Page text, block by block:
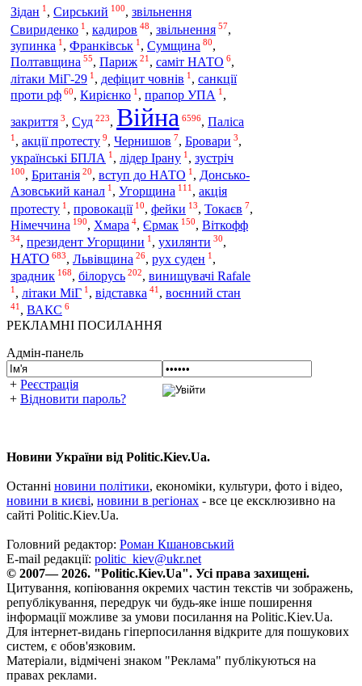
Зідан 1, Сирський 100, звільнення
Свириденко 1 , кадиров 48, звільнення 57,
зупинка 1 , Франківськ 1 , Сумщина 80,
Полтавщина 55, Париж 21, саміт НАТО 6,
літаки МіГ-29 1 , дефіцит човнів 1 , санкції
проти рф 60, Кирієнко 1 , прапор УПА 1 ,
закриття 3, Суд 223, Війна 6596, Паліса
1, акції протесту 9, Чернишов 7, Бровари 3,
українські БПЛА 1 , лідер Ірану 1 , зустріч
100, Британія 20, вступ до НАТО 1 , Донсько-
Азовський канал 1, Угорщина 111, акція
протесту 1 , провокації 10, фейки 13, Токаєв 7,
Німеччина 190, Хмара 4, Єрмак 150, Віткофф
34, президент Угорщини 1, ухилянти 30,
НАТО 683, Львівщина 26, рух суден 1 ,
зрадник 168, білорусь 202, винищувачі Rafale
1 , літаки МіГ 1 , відставка 41 , воєнний стан
41 , ВАКС 6
РЕКЛАМНІ ПОСИЛАННЯ
Адмін-панель
+ Реєстрація
+ Відновити пароль?
Новини України від Politic.Kiev.Ua.
Останні новини політики, економіки, культури, фото і відео,
новини в києві, новини в регіонах - все це ексклюзивно на
сайті Politic.Kiev.Ua.
Головний редактор: Роман Кшановський
E-mail редакції: politic_kiev@ukr.net
© 2007— 2026. "Politic.Kiev.Ua". Усі права захищені.
Цитування, копіювання окремих частин текстів чи зображень,
републікування, передрук чи будь-яке інше поширення
інформації можливе за умови посилання на Politic.Kiev.Ua.
Для інтернет-видань гіперпосилання відкрите для пошукових
систем, є обов'язковим.
Матеріали, відмічені знаком "Реклама" публікуються на
правах реклами.